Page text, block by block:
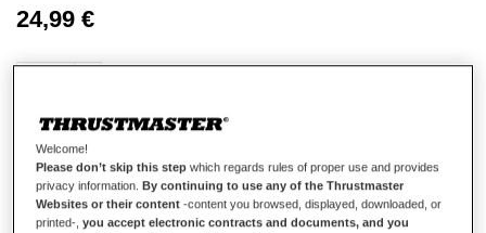
Este sistema de montaje flexible y antideslizante proporciona a
derecha del gamer.
24,99 €
AÑADIR AL CARRITO
Welcome!
Please don’t skip this step which regards rules of proper use and provides
privacy information.By continuing to use any of the Thrustmaster
Websites or their content -content you browsed, displayed, downloaded, or
printed-,you accept electronic contracts and documents, and you